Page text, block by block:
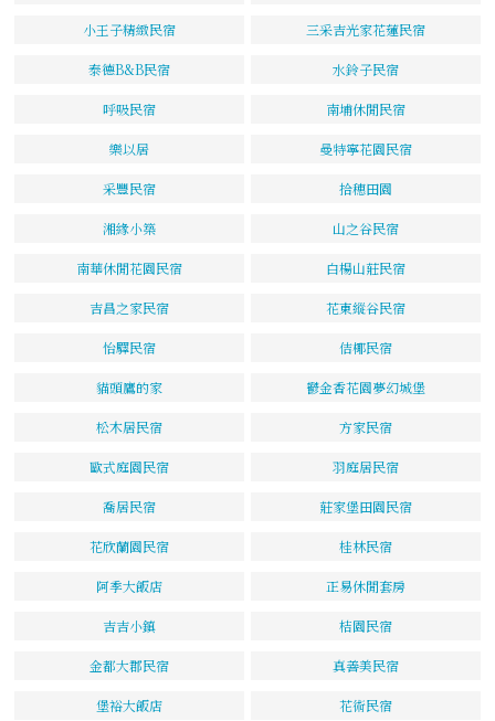
小王子精緻民宿 三采吉光家花蓮民宿
泰德B&B民宿 水鈴子民宿
呼吸民宿 南埔休閒民宿
樂以居 曼特寧花園民宿
采豐民宿 拾穗田園
湘緣小築 山之谷民宿
南華休閒花園民宿 白楊山莊民宿
吉昌之家民宿 花東縱谷民宿
怡驛民宿 佶椰民宿
貓頭鷹的家 鬱金香花園夢幻城堡
松木居民宿 方家民宿
歐式庭園民宿 羽庭居民宿
喬居民宿 莊家堡田園民宿
花欣蘭園民宿 桂林民宿
阿季大飯店 正易休閒套房
吉吉小鎮 桔園民宿
金都大郡民宿 真善美民宿
堡裕大飯店 花術民宿